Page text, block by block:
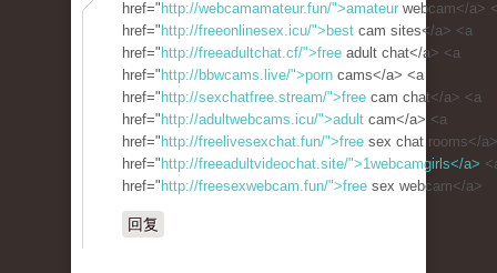
href=" http://webcamamateur.fun/">amateur webcam</a>
href=" http://freeonlinesex.icu/">best cam sites</a> <a
href=" http://freeadultchat.cf/">free adult chat</a> <a
href=" http://bbwcams.live/">porn cams</a> <a
href=" http://sexchatfree.stream/">free cam chat</a> <a
href=" http://adultwebcams.icu/">adult cam</a> <a
href=" http://freelivesexchat.fun/">free sex chat rooms</
href=" http://freeadultvideochat.site/">1webcamgirls</a>
href=" http://freesexwebcam.fun/">free sex webcam</a>
回复